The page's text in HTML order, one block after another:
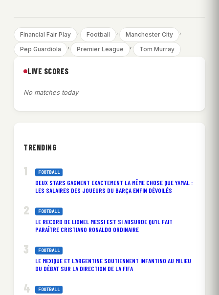
Financial Fair Play , Football , Manchester City ,
Pep Guardiola , Premier League , Tom Murray
LIVE SCORES
No matches today
TRENDING
FOOTBALL
DEUX STARS GAGNENT EXACTEMENT LA MÊME CHOSE QUE YAMAL :
LES SALAIRES DES JOUEURS DU BARÇA ENFIN DÉVOILÉS
FOOTBALL
LE RECORD DE LIONEL MESSI EST SI ABSURDE QU’IL FAIT
PARAÎTRE CRISTIANO RONALDO ORDINAIRE
FOOTBALL
LE MEXIQUE ET L’ARGENTINE SOUTIENNENT INFANTINO AU MILIEU
DU DÉBAT SUR LA DIRECTION DE LA FIFA
FOOTBALL